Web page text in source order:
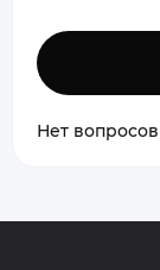
Нет